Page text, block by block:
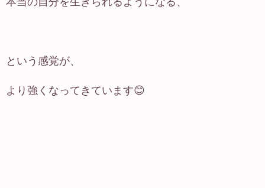
という感覚が、
より強くなってきています😊